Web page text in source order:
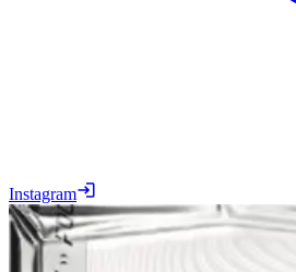
Instagram